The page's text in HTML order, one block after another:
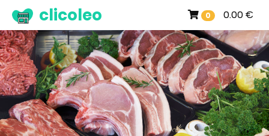
0 0.00 €
clicoleo